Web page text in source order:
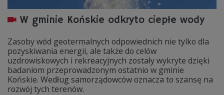
W gminie Końskie odkryto ciepłe wody
Zasoby wód geotermalnych odpowiednich nie tylko dla
pozyskiwania energii, ale także do celów
uzdrowiskowych i rekreacyjnych zostały wykryte dzięki
badaniom przeprowadzonym ostatnio w gminie
Końskie. Według samorządowców oznacza to szansę na
rozwój tych terenów.